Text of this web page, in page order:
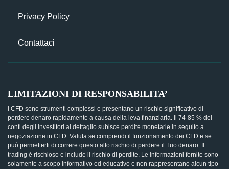
Privacy Policy
Contattaci
LIMITAZIONI DI RESPONSABILITA’
I CFD sono strumenti complessi e presentano un rischio significativo di
perdere denaro rapidamente a causa della leva finanziaria. Il 74-85 % dei
conti degli investitori al dettaglio subisce perdite monetarie in seguito a
negoziazione in CFD. Valuta se comprendi il funzionamento dei CFD e se
può permetterti di correre questo alto rischio di perdere il Tuo denaro. Il
trading è rischioso e include il rischio di perdite. Le informazioni fornite sono
solamente a scopo informativo ed educativo e non rappresentano alcun tipo